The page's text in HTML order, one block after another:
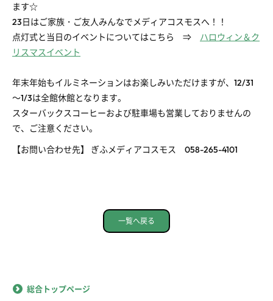
ます☆
23日はご家族・ご友人みんなでメディアコスモスへ！！
点灯式と当日のイベントについてはこちら ⇒ ハロウィン＆ク
リスマスイベント
年末年始もイルミネーションはお楽しみいただけますが、12/31
～1/3は全館休館となります。
スターバックスコーヒーおよび駐車場も営業しておりませんの
で、ご注意ください。
【お問い合わせ先】 ぎふメディアコスモス 058-265-4101
一覧へ戻る
総合トップページ